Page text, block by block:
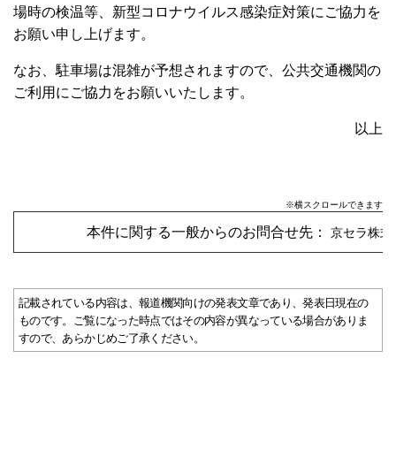
場時の検温等、新型コロナウイルス感染症対策にご協力を
お願い申し上げます。
なお、駐車場は混雑が予想されますので、公共交通機関の
ご利用にご協力をお願いいたします。
以上
※横スクロールできます
本件に関する一般からのお問合せ先： 京セラ株
記載されている内容は、報道機関向けの発表文章であり、発表日現在の
ものです。ご覧になった時点ではその内容が異なっている場合がありま
すので、あらかじめご了承ください。